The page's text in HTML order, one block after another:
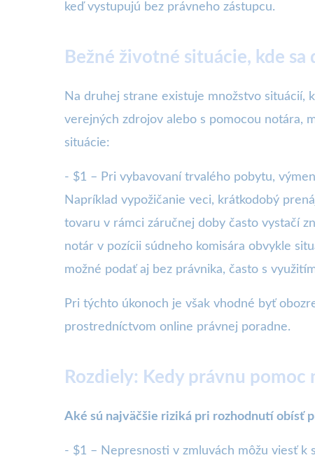
keď vystupujú bez právneho zástupcu.
Bežné životné situácie, kde
Na druhej strane existuje množstvo situácií,
verejných zdrojov alebo s pomocou notára,
situácie:
- $1 – Pri vybavovaní trvalého pobytu,
Napríklad vypožičanie veci, krátkodobý
tovaru v rámci záručnej doby často vystačí
notár v pozícii súdneho komisára obvykle
možné podať aj bez právnika, často s
Pri týchto úkonoch je však vhodné byť
prostredníctvom online právnej poradne.
Rozdiely: Kedy právnu
Aké sú najväčšie riziká pri rozhodnutí obísť
- $1 – Nepresnosti v zmluvách môžu viesť k